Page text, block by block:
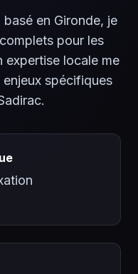
en Gironde, je
pour les
expertise locale me
spécifiques